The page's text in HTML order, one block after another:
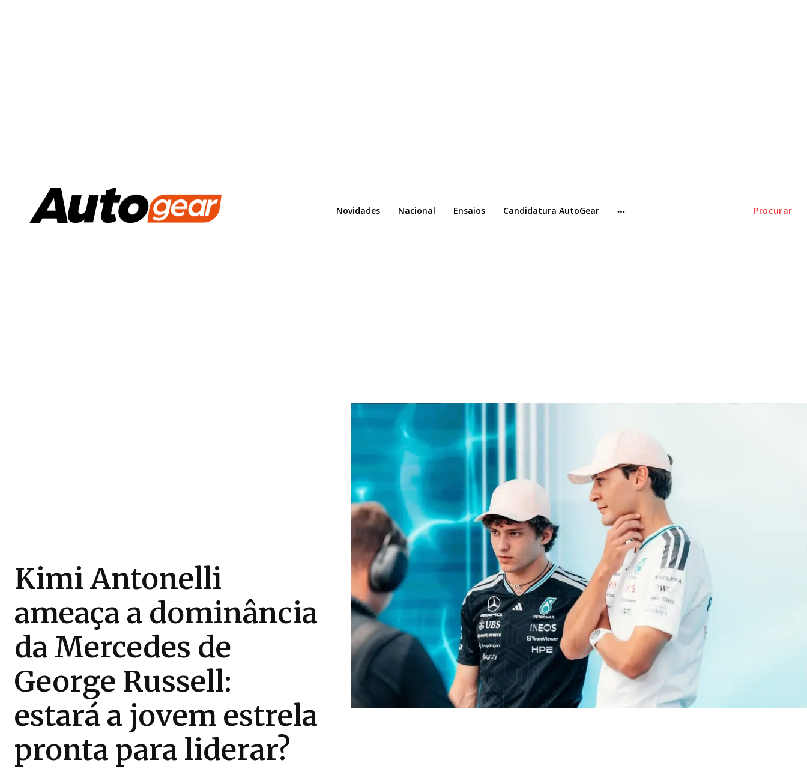
Procurar
Novidades Nacional Ensaios Candidatura AutoGear
Kimi Antonelli
ameaça a dominância
da Mercedes de
George Russell:
estará a jovem estrela
pronta para liderar?